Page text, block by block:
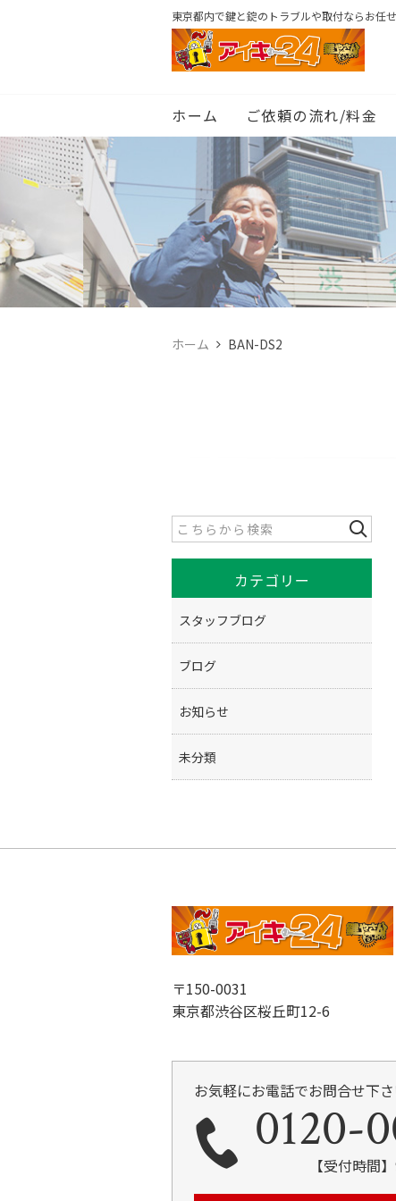
東京都内で鍵と錠のトラブルや取付ならお任せ
ホーム ご依頼の流れ/料金
ホーム BAN-DS2
カテゴリー
スタッフブログ
ブログ
お知らせ
未分類
〒150-0031
東京都渋谷区桜丘町12-6
お気軽にお電話でお問合せ下さ
0120-
【受付時間